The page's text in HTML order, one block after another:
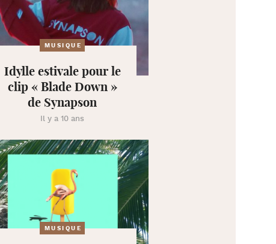
MUSIQUE
Idylle estivale pour le
clip « Blade Down »
de Synapson
Il y a 10 ans
MUSIQUE